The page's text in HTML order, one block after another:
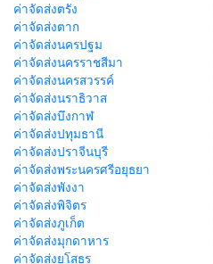
ค่าจัดส่งตรัง
ค่าจัดส่งตาก
ค่าจัดส่งนครปฐม
ค่าจัดส่งนครราชสีมา
ค่าจัดส่งนครสวรรค์
ค่าจัดส่งนราธิวาส
ค่าจัดส่งบึงกาฬ
ค่าจัดส่งปทุมธานี
ค่าจัดส่งปราจีนบุรี
ค่าจัดส่งพระนครศรีอยุธยา
ค่าจัดส่งพังงา
ค่าจัดส่งพิจิตร
ค่าจัดส่งภูเก็ต
ค่าจัดส่งมุกดาหาร
ค่าจัดส่งยโสธร